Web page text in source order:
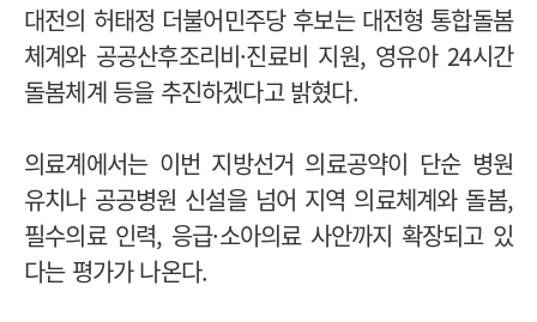
대전의 허태정 더불어민주당 후보는 대전형 통합돌봄
체계와 공공산후조리비·진료비 지원, 영유아 24시간
돌봄체계 등을 추진하겠다고 밝혔다.
의료계에서는 이번 지방선거 의료공약이 단순 병원
유치나 공공병원 신설을 넘어 지역 의료체계와 돌봄,
필수의료 인력, 응급·소아의료 사안까지 확장되고 있
다는 평가가 나온다.